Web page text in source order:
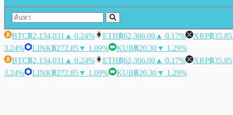
BTC฿2,134,031 ▲ 0.24% ETH฿62,366.00 ▲ 0.17% XRP฿35.85
3.24%
LINK฿272.85▼ 1.09% KUB฿20.30▼ 1.29%
BTC฿2,134,031 ▲ 0.24% ETH฿62,366.00 ▲ 0.17% XRP฿35.85
3.24%
LINK฿272.85▼ 1.09% KUB฿20.30▼ 1.29%